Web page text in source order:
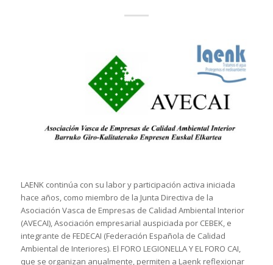
LAENK continúa con su labor y participación activa iniciada
hace años, como miembro de la Junta Directiva de la
Asociación Vasca de Empresas de Calidad Ambiental Interior
(AVECAI), Asociación empresarial auspiciada por CEBEK, e
integrante de FEDECAI (Federación Española de Calidad
Ambiental de Interiores). El FORO LEGIONELLA Y EL FORO CAI,
que se organizan anualmente, permiten a Laenk reflexionar